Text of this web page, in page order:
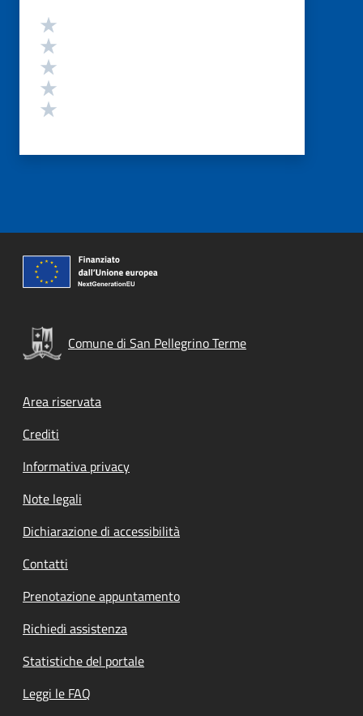
Valutazione
Comune di San Pellegrino Terme
Footer menu
Area riservata
Crediti
Informativa privacy
Note legali
Dichiarazione di accessibilità
Contatti
Prenotazione appuntamento
Richiedi assistenza
Statistiche del portale
Leggi le FAQ